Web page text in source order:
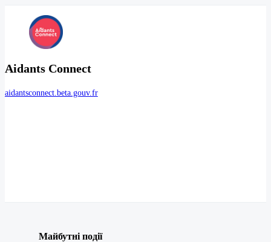
Aidants Connect
aidantsconnect.beta.gouv.fr
Майбутні події